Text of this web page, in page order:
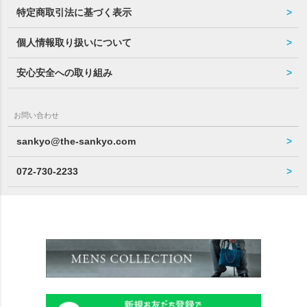
特定商取引法に基づく表示
個人情報取り扱いについて
安心安全への取り組み
お問い合わせ
sankyo@the-sankyo.com
072-730-2233